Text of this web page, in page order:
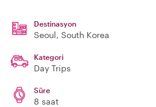
Destinasyon
Seoul, South Korea
Kategori
Day Trips
Süre
8 saat